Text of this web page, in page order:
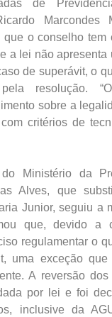
de
Marcondes
o conselho tem
a lei não apresenta
de superávit, o
pela resolução.
sobre a
critérios de
Ministério da
Alves, que
Junior, seguiu a
que, devido a
regulamentar o
uma exceção
A reversão
por lei e foi
inclusive da